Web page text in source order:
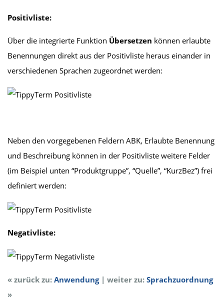
Positivliste:
Über die integrierte Funktion Übersetzen können erlaubte
Benennungen direkt aus der Positivliste heraus einander in
verschiedenen Sprachen zugeordnet werden:
Neben den vorgegebenen Feldern ABK, Erlaubte Benennung
und Beschreibung können in der Positivliste weitere Felder
(im Beispiel unten “Produktgruppe”, “Quelle”, “KurzBez”) frei
definiert werden:
Negativliste:
« zurück zu: Anwendung | weiter zu: Sprachzuordnung
»